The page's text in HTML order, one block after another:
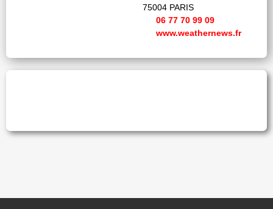
75004 PARIS
06 77 70 99 09
www.weathernews.fr